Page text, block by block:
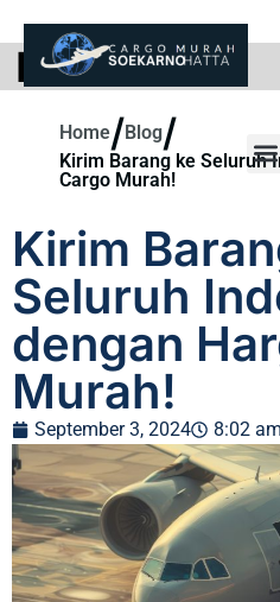
BLOG
Home/Blog/
Kirim Barang ke Seluruh
Cargo Murah!
Kirim
Seluruh
dengan
Murah!
September 3, 2024 8:02 am